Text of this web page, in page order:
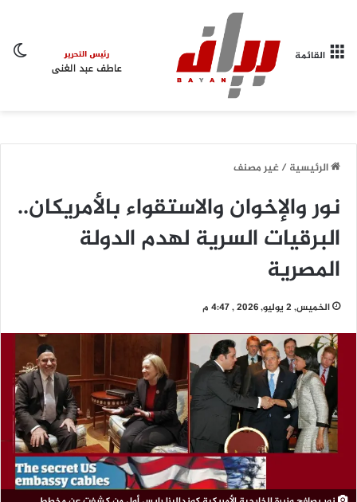
القائمة
الرئيسية/غير مصنف
نور والإخوان والاستقواء بالأمريكان..
البرقيات السرية لهدم الدولة
المصرية
الخميس, 2 يوليو, 2026 , 4:47 م